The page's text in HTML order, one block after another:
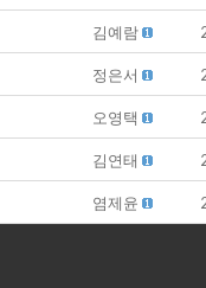
김예람
정은서
오영택
김연태
염제윤